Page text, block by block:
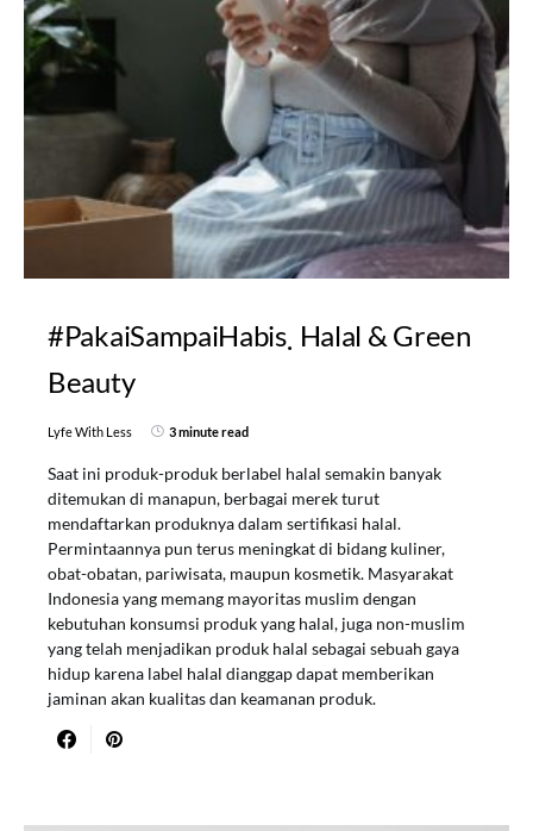
#PakaiSampaiHabis Halal & Green
Beauty
Lyfe With Less 3 minute read
Saat ini produk-produk berlabel halal semakin banyak
ditemukan di manapun, berbagai merek turut
mendaftarkan produknya dalam sertifikasi halal.
Permintaannya pun terus meningkat di bidang kuliner,
obat-obatan, pariwisata, maupun kosmetik. Masyarakat
Indonesia yang memang mayoritas muslim dengan
kebutuhan konsumsi produk yang halal, juga non-muslim
yang telah menjadikan produk halal sebagai sebuah gaya
hidup karena label halal dianggap dapat memberikan
jaminan akan kualitas dan keamanan produk.